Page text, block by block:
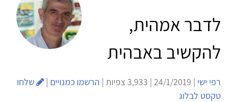
לדבר אמהית,
להקשיב באבהית
רפי ישי | 24/1/2019 | 3,933 צפיות | הרשמו כמנויים |
שלחו
טקסט לבלוג